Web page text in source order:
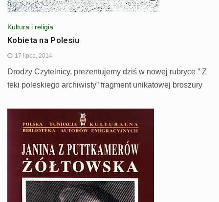
Kultura i religia
Kobieta na Polesiu
17 lipca, 2014
Drodzy Czytelnicy, prezentujemy dziś w nowej rubryce ” Z
teki poleskiego archiwisty” fragment unikatowej broszury